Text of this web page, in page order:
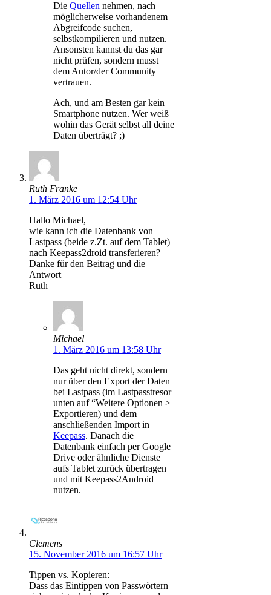
Die Quellen nehmen, nach
möglicherweise vorhandenem
Abgreifcode suchen,
selbstkompilieren und nutzen.
Ansonsten kannst du das gar
nicht prüfen, sondern musst
dem Autor/der Community
vertrauen.
Ach, und am Besten gar kein
Smartphone nutzen. Wer weiß
wohin das Gerät selbst all deine
Daten überträgt? ;)
Ruth Franke
1. März 2016 um 12:54 Uhr
Hallo Michael,
wie kann ich die Datenbank von
Lastpass (beide z.Zt. auf dem Tablet)
nach Keepass2droid transferieren?
Danke für den Beitrag und die
Antwort
Ruth
Michael
1. März 2016 um 13:58 Uhr
Das geht nicht direkt, sondern
nur über den Export der Daten
bei Lastpass (im Lastpasstresor
unten auf “Weitere Optionen >
Exportieren) und dem
anschließenden Import in
Keepass. Danach die
Datenbank einfach per Google
Drive oder ähnliche Dienste
aufs Tablet zurück übertragen
und mit Keepass2Android
nutzen.
Clemens
15. November 2016 um 16:57 Uhr
Tippen vs. Kopieren:
Dass das Eintippen von Passwörtern